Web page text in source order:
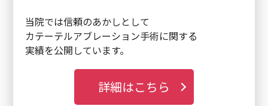
当院では信頼のあかしとして
カテーテルアブレーション手術に関する
実績を公開しています。
詳細はこちら